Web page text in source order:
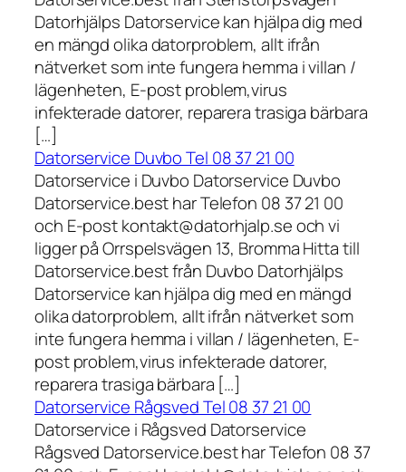
Datorhjälps Datorservice kan hjälpa dig med
en mängd olika datorproblem, allt ifrån
nätverket som inte fungera hemma i villan /
lägenheten, E-post problem,virus
infekterade datorer, reparera trasiga bärbara
[…]
Datorservice Duvbo Tel 08 37 21 00
Datorservice i Duvbo Datorservice Duvbo
Datorservice.best har Telefon 08 37 21 00
och E-post kontakt@datorhjalp.se och vi
ligger på Orrspelsvägen 13, Bromma Hitta till
Datorservice.best från Duvbo Datorhjälps
Datorservice kan hjälpa dig med en mängd
olika datorproblem, allt ifrån nätverket som
inte fungera hemma i villan / lägenheten, E-
post problem,virus infekterade datorer,
reparera trasiga bärbara […]
Datorservice Rågsved Tel 08 37 21 00
Datorservice i Rågsved Datorservice
Rågsved Datorservice.best har Telefon 08 37